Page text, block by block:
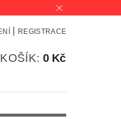
REGISTRACE
KOŠÍK: 0 Kč